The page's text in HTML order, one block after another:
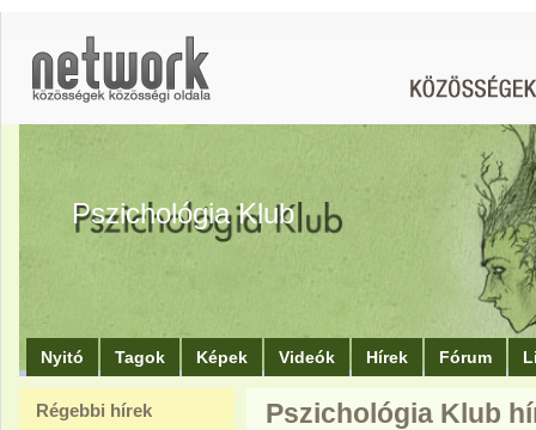
Pszichológia Klub
Nyitó Tagok Képek Videók Hírek Fórum
Régebbi hírek Pszichológia Klub